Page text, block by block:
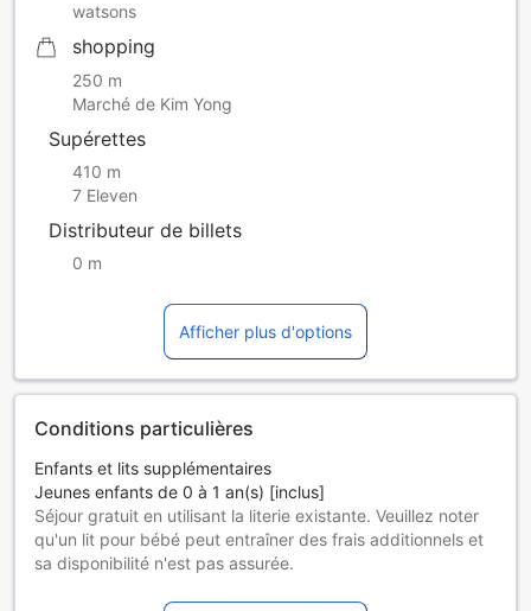
watsons
shopping
250 m
Marché de Kim Yong
Supérettes
410 m
7 Eleven
Distributeur de billets
0 m
Afficher plus d'options
Conditions particulières
Enfants et lits supplémentaires
Jeunes enfants de 0 à 1 an(s) [inclus]
Séjour gratuit en utilisant la literie existante. Veuillez noter
qu'un lit pour bébé peut entraîner des frais additionnels et
sa disponibilité n'est pas assurée.